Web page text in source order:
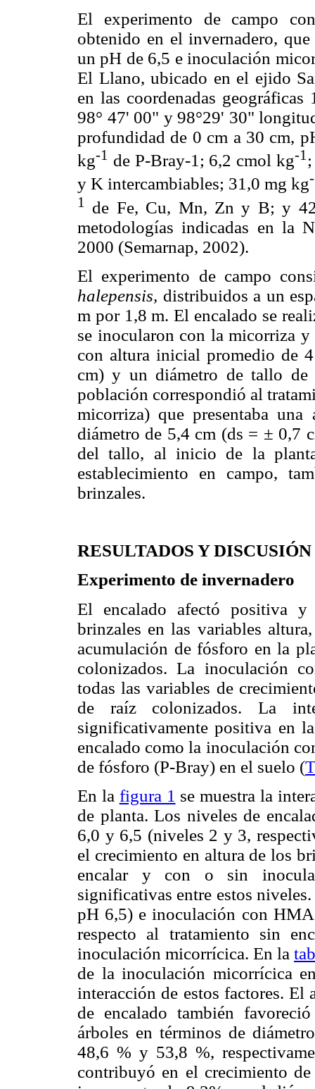
El experimento de campo
obtenido en el invernadero,
un pH de 6,5 e inoculación
El Llano, ubicado en el ejido
en las coordenadas
98° 47' 00" y 98°29' 30"
profundidad de 0 cm a 30 cm,
kg-1 de P-Bray-1; 6,2 cmol kg-1
y K intercambiables; 31,0 mg kg
1
de Fe, Cu, Mn, Zn y B; y
metodologías indicadas en la
2000 (Semarnap, 2002).
El experimento de campo
halepensis, distribuidos a un
m por 1,8 m. El encalado se
se inocularon con la micorriza
con altura inicial promedio de
cm) y un diámetro de tallo
población correspondió al
micorriza) que presentaba
diámetro de 5,4 cm (ds = ± 0,7
del tallo, al inicio de la
establecimiento en campo,
brinzales.
RESULTADOS Y DISCUSIÓN
Experimento de invernadero
El encalado afectó positiva
brinzales en las variables
acumulación de fósforo en la
colonizados. La inoculación
todas las variables de
de raíz colonizados. La
significativamente positiva en
encalado como la inoculación
de fósforo (P-Bray) en el suelo (
En la figura 1 se muestra la
de planta. Los niveles de
6,0 y 6,5 (niveles 2 y 3,
el crecimiento en altura de los
encalar y con o sin
significativas entre estos
pH 6,5) e inoculación con
respecto al tratamiento sin
inoculación micorrícica. En la
de la inoculación micorrícica
interacción de estos factores.
de encalado también
árboles en términos de
48,6 % y 53,8 %,
contribuyó en el crecimiento